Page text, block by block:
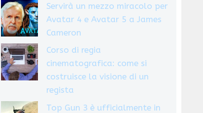
Servirà un mezzo miracolo per
Avatar 4 e Avatar 5 a James
Cameron
Corso di regia
cinematografica: come si
costruisce la visione di un
regista
Top Gun 3 è ufficialmente in